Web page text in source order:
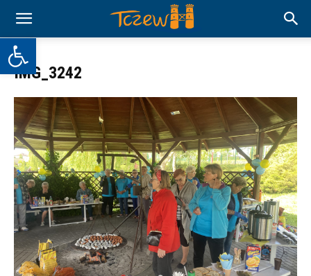
Otwórz pasek narzędzi
IMG_3242